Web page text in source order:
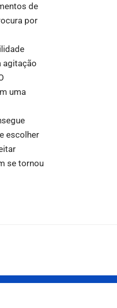
de
por
agitação
uma
escolher
se tornou